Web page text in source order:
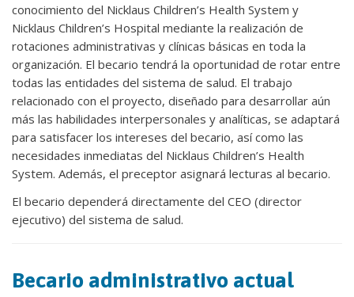
conocimiento del Nicklaus Children’s Health System y
Nicklaus Children’s Hospital mediante la realización de
rotaciones administrativas y clínicas básicas en toda la
organización. El becario tendrá la oportunidad de rotar entre
todas las entidades del sistema de salud. El trabajo
relacionado con el proyecto, diseñado para desarrollar aún
más las habilidades interpersonales y analíticas, se adaptará
para satisfacer los intereses del becario, así como las
necesidades inmediatas del Nicklaus Children’s Health
System. Además, el preceptor asignará lecturas al becario.
El becario dependerá directamente del CEO (director
ejecutivo) del sistema de salud.
Becario administrativo actual